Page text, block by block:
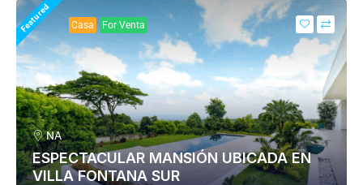
Featured Casa For Venta
NA
ESPECTACULAR MANSIÓN UBICADA EN
VILLA FONTANA SUR